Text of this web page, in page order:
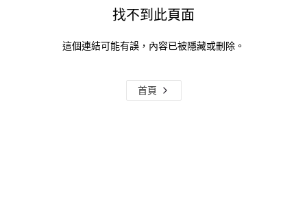
找不到此頁面
這個連結可能有誤，內容已被隱藏或刪除。
首頁